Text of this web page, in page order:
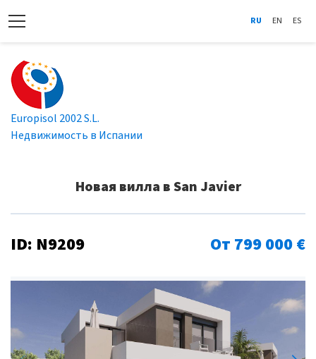
RU EN ES
Europisol 2002 S.L.
Недвижимость в Испании
Новая вилла в San Javier
ID: N9209 От 799 000 €